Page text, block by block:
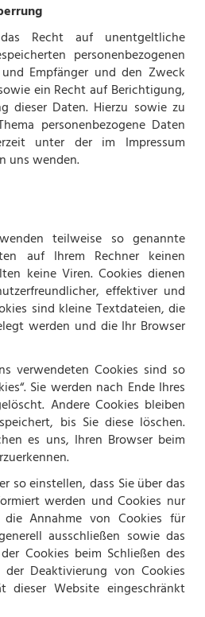
Recht auf unentgeltliche
personenbezogenen
Empfänger und den Zweck
ein Recht auf Berichtigung,
dieser Daten. Hierzu sowie zu
personenbezogene Daten
unter der im Impressum
uns wenden.
teilweise so genannte
auf Ihrem Rechner keinen
keine Viren. Cookies dienen
effektiver und
sind kleine Textdateien, die
werden und die Ihr Browser
verwendeten Cookies sind so
Sie werden nach Ende Ihres
Andere Cookies bleiben
bis Sie diese löschen.
es uns, Ihren Browser beim
so einstellen, dass Sie über das
werden und Cookies nur
Annahme von Cookies für
ausschließen sowie das
Cookies beim Schließen des
Deaktivierung von Cookies
dieser Website eingeschränkt